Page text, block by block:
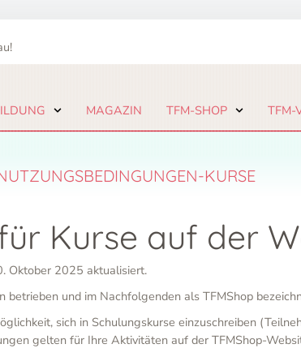
MAGAZIN TFM-SHOP TFM-
KURSE
Kurse auf der
Oktober 2025 aktualisiert.
und im Nachfolgenden als TFMShop
sich in Schulungskurse einzuschreiben
gelten für Ihre Aktivitäten auf der TFMShop-